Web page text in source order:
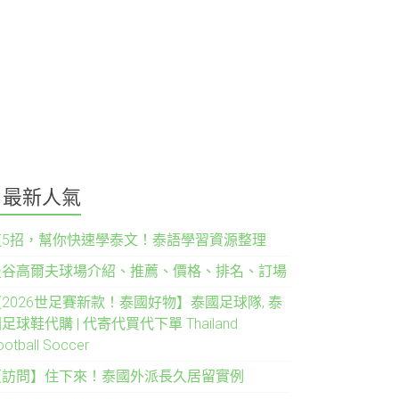
最新人氣
招，幫你快速學泰文！泰語學習資源整理
高爾夫球場介紹、推薦、價格、排名、訂場
2026世足賽新款！泰國好物】泰國足球隊, 泰
足球鞋代購 | 代寄代買代下單 Thailand
Soccer
訪問】住下來！泰國外派長久居留實例